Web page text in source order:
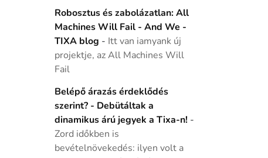
Robosztus és zabolázatlan: All
Machines Will Fail - And We -
TIXA blog - Itt van iamyank új
projektje, az All Machines Will
Fail
Belépő árazás érdeklődés
szerint? - Debütáltak a
dinamikus árú jegyek a Tixa-n! -
Zord időkben is
bevételnövekedés: ilyen volt a